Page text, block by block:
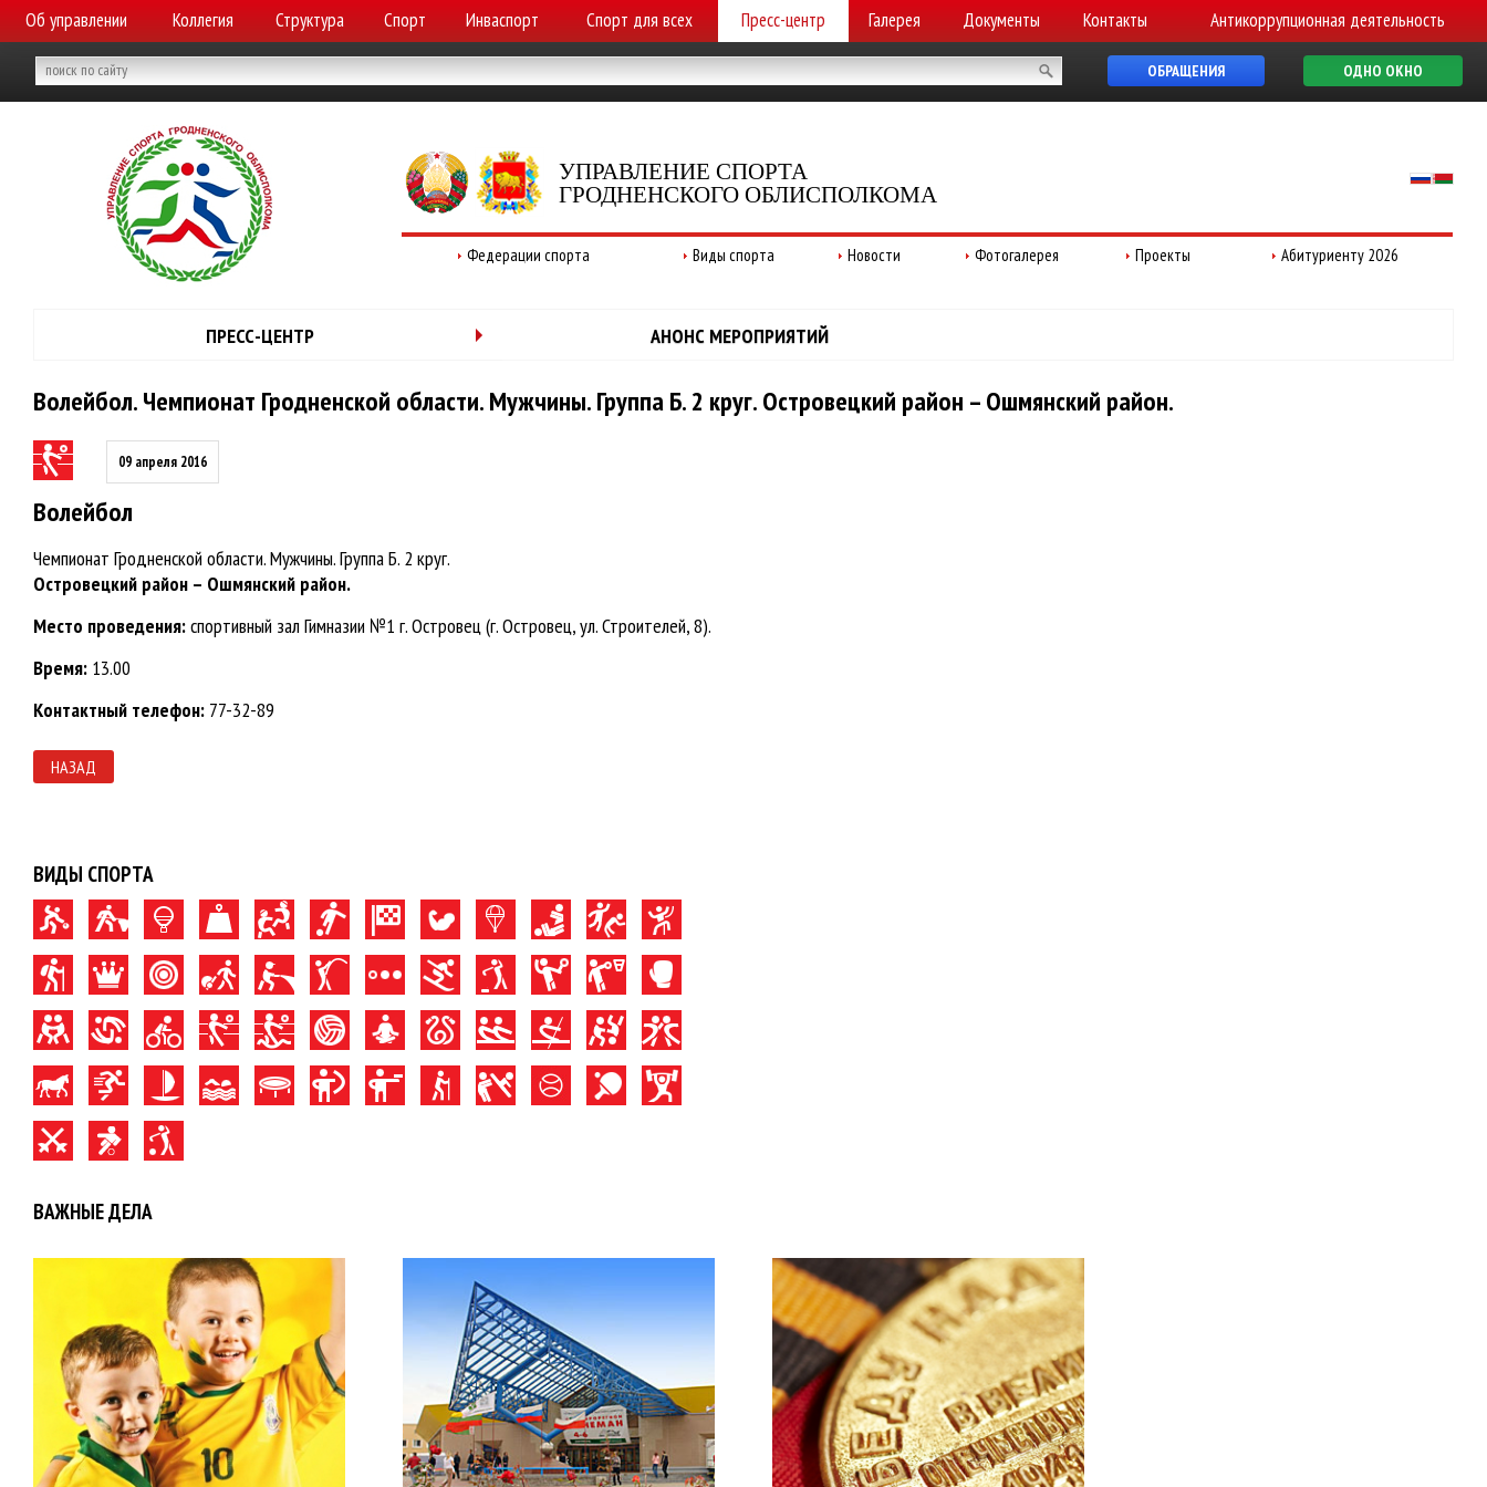
Об управлении Коллегия Структура Спорт Инваспорт Спорт для всех Пресс-центр Галерея Документы Контакты Антикоррупционная деятельность
ОБРАЩЕНИЯ ОДНО ОКНО
УПРАВЛЕНИЕ СПОРТА
ГРОДНЕНСКОГО ОБЛИСПОЛКОМА
Федерации спорта Виды спорта Новости Фотогалерея Проекты Абитуриенту 2026
ПРЕСС-ЦЕНТР АНОНС МЕРОПРИЯТИЙ
Волейбол. Чемпионат Гродненской области. Мужчины. Группа Б. 2 круг. Островецкий район – Ошмянский район.
09 апреля 2016
Волейбол
Чемпионат Гродненской области. Мужчины. Группа Б. 2 круг.
Островецкий район – Ошмянский район.
Место проведения:спортивный зал Гимназии №1 г. Островец (г. Островец, ул. Строителей, 8).
Время: 13.00
Контактный телефон: 77-32-89
НАЗАД
ВИДЫ СПОРТА
ВАЖНЫЕ ДЕЛА